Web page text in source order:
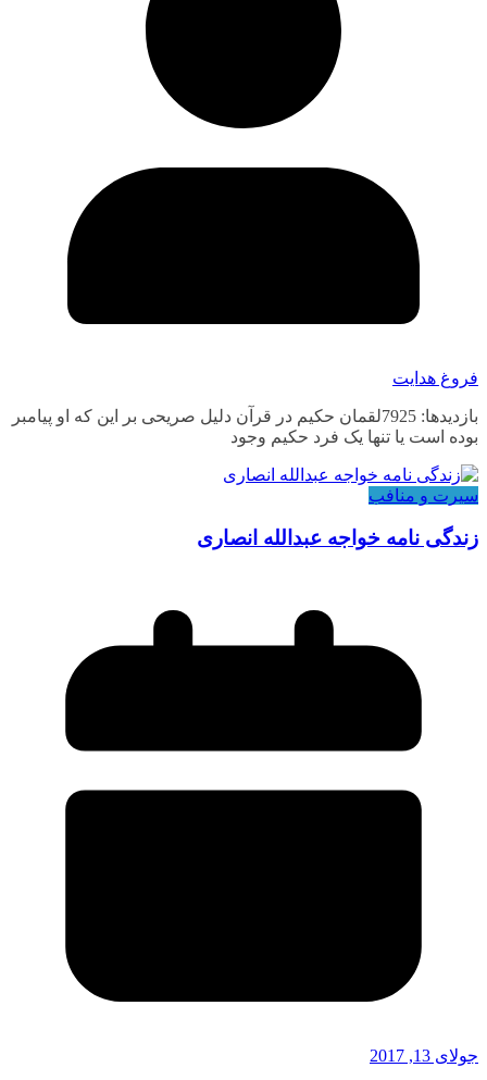
فروغ هدایت
بازدیدها: 7925لقمان حکیم در قرآن دلیل صریحی بر این که او پیامبر
بوده است یا تنها یک فرد حکیم وجود
سیرت و منافب
زندگی نامه خواجه عبدالله انصاری
جولای 13, 2017